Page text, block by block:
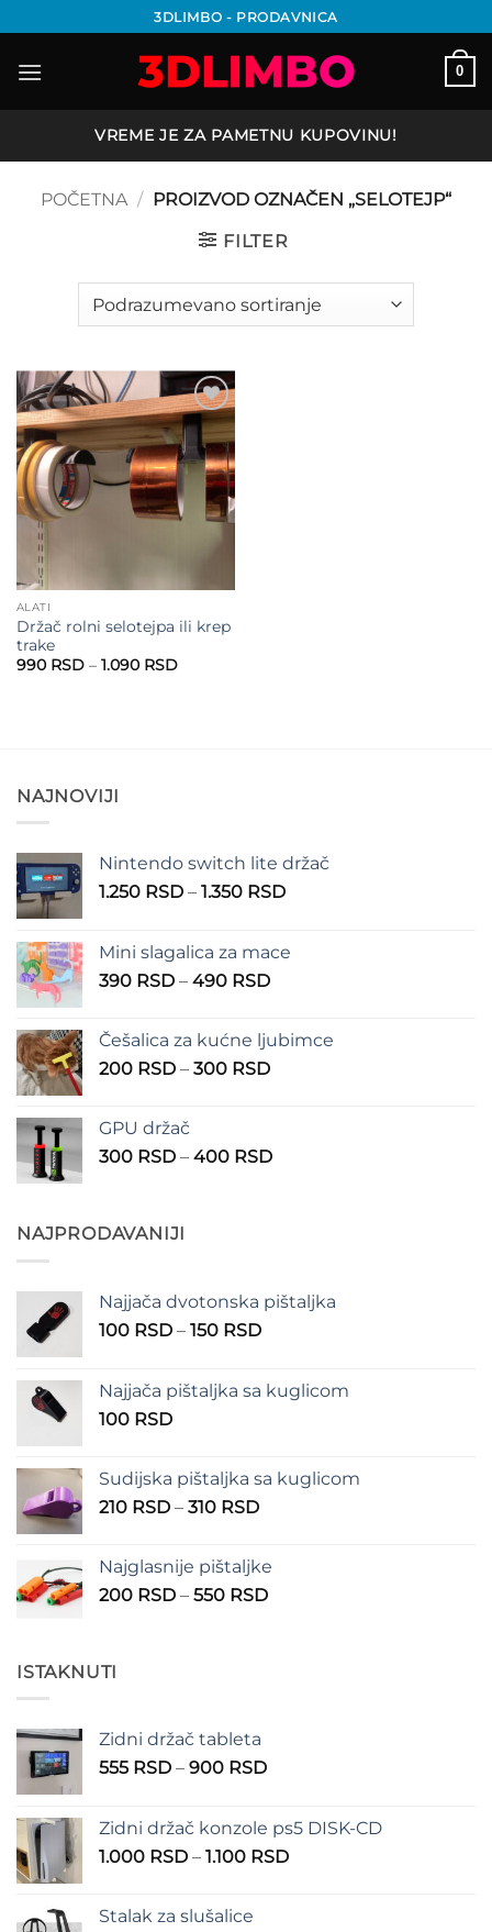
na
sadržaj
3DLIMBO - PRODAVNICA
0
VREME JE ZA PAMETNU KUPOVINU!
POČETNA / PROIZVOD OZNAČEN „SELOTEJP“
FILTER
Add to
wishlist
ALATI
Držač rolni selotejpa ili krep
trake
990 RSD – 1.090 RSDRaspon
NAJNOVIJI
Nintendo switch lite držač
1.250 RSD – 1.350 RSDRaspon
1.250 RSD
Mini slagalica za mace
390 RSD – 490 RSDRaspon
390 RSD
do
Češalica za kućne ljubimce
200 RSD – 300 RSDRaspon
do
GPU držač
300 RSD – 400 RSDRaspon
NAJPRODAVANIJI
Najjača dvotonska pištaljka
100 RSD – 150 RSDRaspon
100 RSD
Najjača pištaljka sa kuglicom
100 RSD
Sudijska pištaljka sa kuglicom
210 RSD – 310 RSDRaspon
210 RSD
do
Najglasnije pištaljke
200 RSD – 550 RSDRaspon
ISTAKNUTI
Zidni držač tableta
555 RSD – 900 RSDRaspon
555 RSD
do
Zidni držač konzole ps5 DISK-CD
1.000 RSD – 1.100 RSDRaspon
Stalak za slušalice